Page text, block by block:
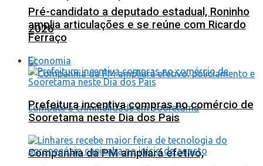
2026
Companhia da PM ampliará efetivo,
Pré-candidato a deputado estadual, Roninho
amplia articulações e se reúne com Ricardo
Ferraço
Economia
Prefeitura incentiva compras no comércio de
Sooretama neste Dia dos Pais